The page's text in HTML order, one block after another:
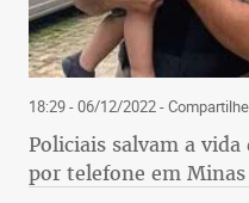
18:29 - 06/12/2022- Compartilhe
Policiais salvam a
por telefone em Minas